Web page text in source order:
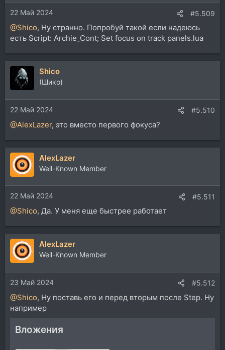
22 Май 2024 #5.509
@Shico, Ну странно. Попробуй такой если надеюсь
есть Script: Archie_Cont; Set focus on track panels.lua
Shico
(Шико)
22 Май 2024 #5.510
@AlexLazer, это вместо первого фокуса?
AlexLazer
Well-Known Member
22 Май 2024 #5.511
@Shico, Да. У меня еще быстрее работает
AlexLazer
Well-Known Member
23 Май 2024 #5.512
@Shico, Ну поставь его и перед вторым после Step. Ну
например
Вложения